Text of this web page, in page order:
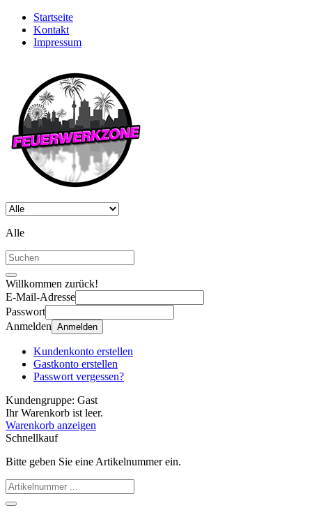
Startseite
Kontakt
Impressum
Alle
Willkommen zurück!
E-Mail-Adresse
Passwort
Anmelden Anmelden
Kundenkonto erstellen
Gastkonto erstellen
Passwort vergessen?
Kundengruppe: Gast
Ihr Warenkorb ist leer.
Warenkorb anzeigen
Schnellkauf
Bitte geben Sie eine Artikelnummer ein.